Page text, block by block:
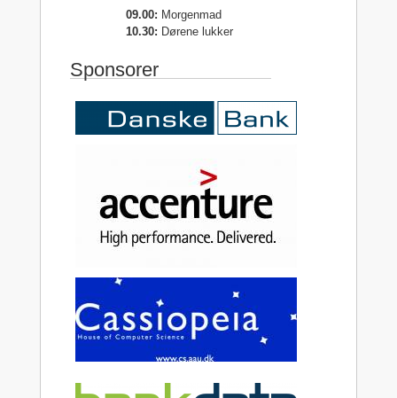
09.00: Morgenmad
10.30: Dørene lukker
Sponsorer